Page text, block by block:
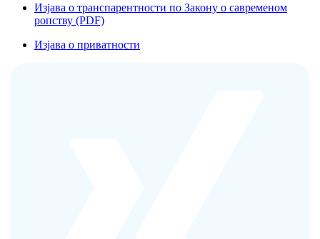
Изјава о транспарентности по Закону о савременом
ропству (PDF)
Изјава о приватности